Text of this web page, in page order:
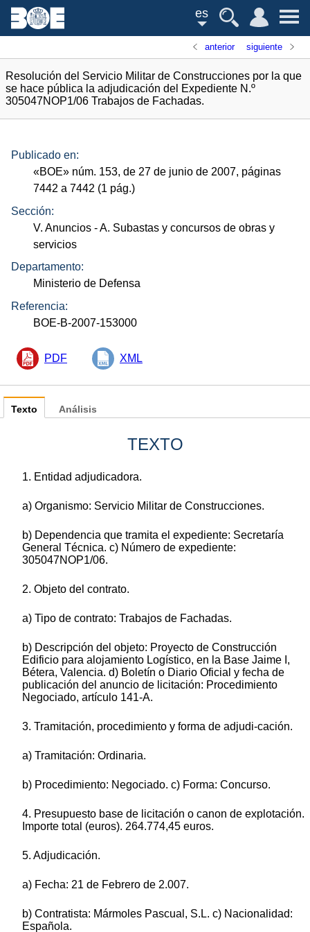
es
anterior siguiente
Resolución del Servicio Militar de Construcciones por la que
se hace pública la adjudicación del Expediente N.º
305047NOP1/06 Trabajos de Fachadas.
Publicado en:
«BOE» núm. 153, de 27 de junio de 2007, páginas
7442 a 7442 (1 pág.)
Sección:
V. Anuncios - A. Subastas y concursos de obras y
servicios
Departamento:
Ministerio de Defensa
Referencia:
BOE-B-2007-153000
PDF XML
Texto
TEXTO
1. Entidad adjudicadora.
a) Organismo: Servicio Militar de Construcciones.
b) Dependencia que tramita el expediente: Secretaría
General Técnica. c) Número de expediente:
305047NOP1/06.
2. Objeto del contrato.
a) Tipo de contrato: Trabajos de Fachadas.
b) Descripción del objeto: Proyecto de Construcción
Edificio para alojamiento Logístico, en la Base Jaime I,
Bétera, Valencia. d) Boletín o Diario Oficial y fecha de
publicación del anuncio de licitación: Procedimiento
Negociado, artículo 141-A.
3. Tramitación, procedimiento y forma de adjudi-cación.
a) Tramitación: Ordinaria.
b) Procedimiento: Negociado. c) Forma: Concurso.
4. Presupuesto base de licitación o canon de explotación.
Importe total (euros). 264.774,45 euros.
5. Adjudicación.
a) Fecha: 21 de Febrero de 2.007.
b) Contratista: Mármoles Pascual, S.L. c) Nacionalidad:
Española.
Análisis